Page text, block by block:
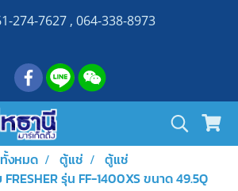
274-7627 , 064-338-8973
งหมด ตู้แช่
ตู้แช่
รุ่น FF-1400XS ขนาด 49.5Q